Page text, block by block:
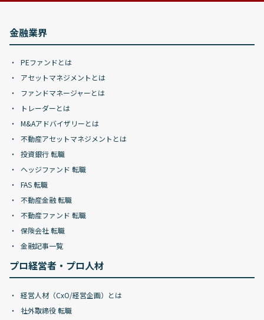
金融業界
PEファンドとは
アセットマネジメントとは
ファンドマネージャーとは
トレーダーとは
M&Aアドバイザリーとは
不動産アセットマネジメントとは
投資銀行 転職
ヘッジファンド 転職
FAS 転職
不動産金融 転職
不動産ファンド 転職
保険会社 転職
金融記事一覧
プロ経営者・プロ人材
経営人材（CxO/経営企画）とは
社外取締役 転職